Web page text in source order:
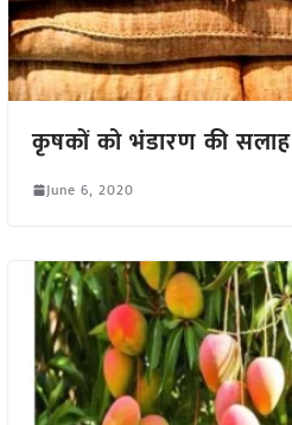
कृषकों को भंडारण की सलाह
June 6, 2020